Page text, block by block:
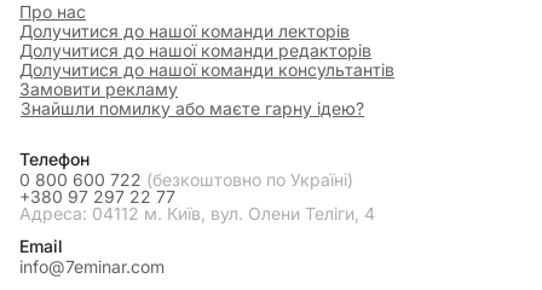
Про нас
Долучитися до нашої команди лекторів
Долучитися до нашої команди редакторів
Долучитися до нашої команди консультантів
Замовити рекламу
Знайшли помилку або маєте гарну ідею?
Телефон
0 800 600 722 (безкоштовно по Україні)
+380 97 297 22 77
Адреса: 04112 м. Київ, вул. Олени Теліги, 4
Email
info@7eminar.com